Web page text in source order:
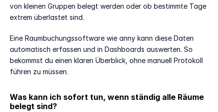
von kleinen Gruppen belegt werden oder ob bestimmte Tage
extrem überlastet sind.
Eine Raumbuchungssoftware wie anny kann diese Daten
automatisch erfassen und in Dashboards auswerten. So
bekommst du einen klaren Überblick, ohne manuell Protokoll
führen zu müssen.
Was kann ich sofort tun, wenn ständig alle Räume
belegt sind?